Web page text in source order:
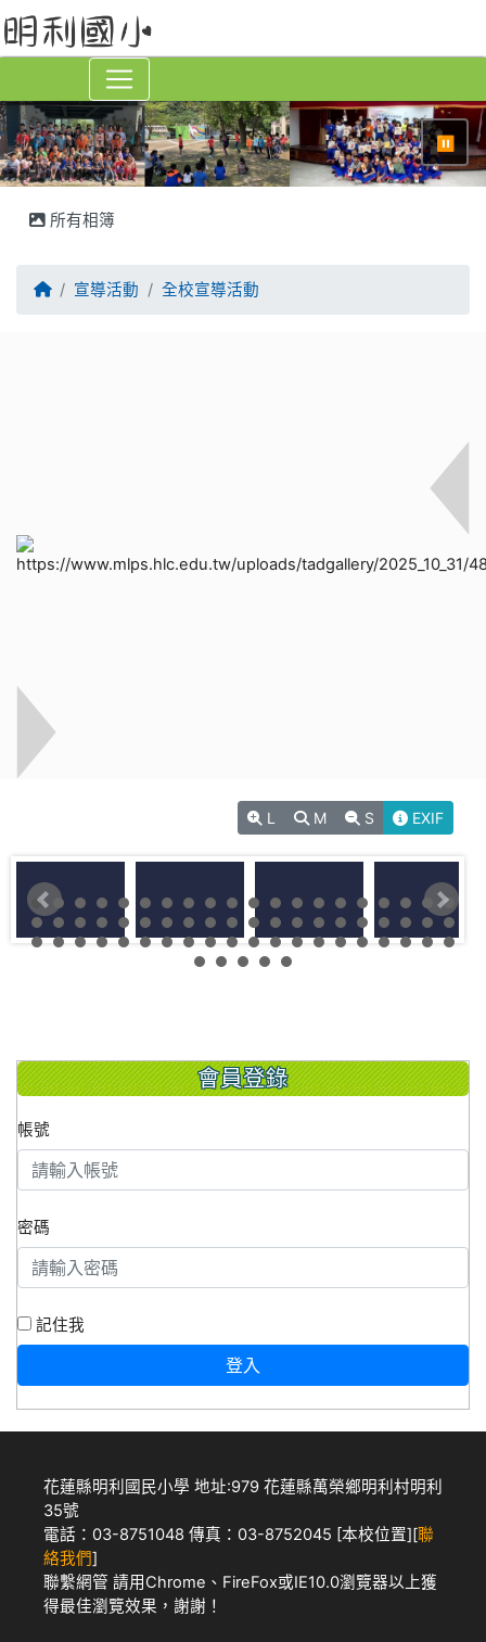
⏸
所有相簿
回首頁宣導活動 全校宣導活動
L M S EXIF
會員登錄
帳號
密碼
記住我
登入
花蓮縣明利國民小學 地址:979 花蓮縣萬榮鄉明利村明利
35號
電話：03-8751048 傳真：03-8752045 [本校位置][聯
絡我們]
聯繫網管 請用 Chrome 、 FireFox或IE10.0瀏覽器以上獲
得最佳瀏覽效果，謝謝！